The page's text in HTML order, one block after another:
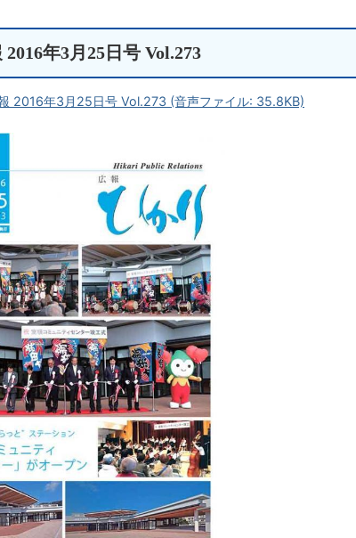
年3月25日号 Vol.273
2016年3月25日号 Vol.273 (音声ファイル: 35.8KB)